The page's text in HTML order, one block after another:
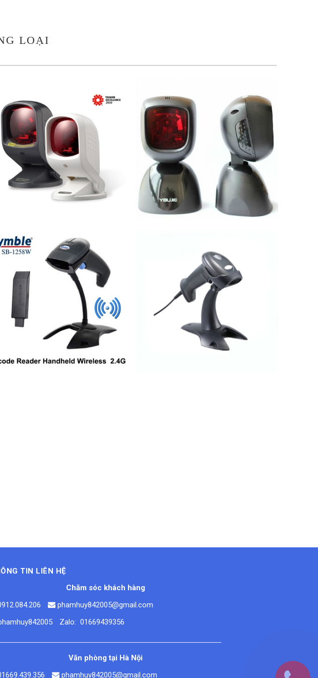
LOẠI
3.700.000 VND 2.700.000 VND
1.850.000 VND
2.200.000 VND
TIN LIÊN HỆ
Chăm sóc khách hàng
phamhuy842005@gmail.com
Zalo: 01669439356
Văn phòng tại Hà Nội
phamhuy842005@gmail.com